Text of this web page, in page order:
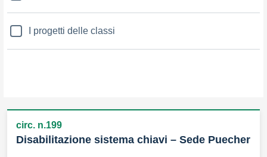
I progetti delle classi
circ. n.199
Disabilitazione sistema chiavi – Sede Puecher